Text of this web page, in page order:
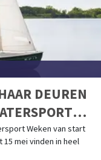
DEUREN
Weken van start
15 mei vinden in heel